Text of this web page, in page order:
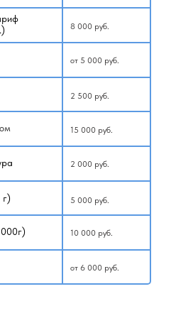
8 000 руб.
от 5 000 руб.
2 500 руб.
2 000 руб.
5 000 руб.
10 000 руб.
от 6 000 руб.
15 000 руб.
проведения работ